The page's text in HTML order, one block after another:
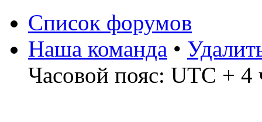
Список форумов
Наша команда •
Часовой пояс: UTC + 4